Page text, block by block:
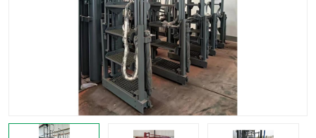
输油臂
紧急脱离干式接头 火车鹤管
顶部鹤管
低温鹤管